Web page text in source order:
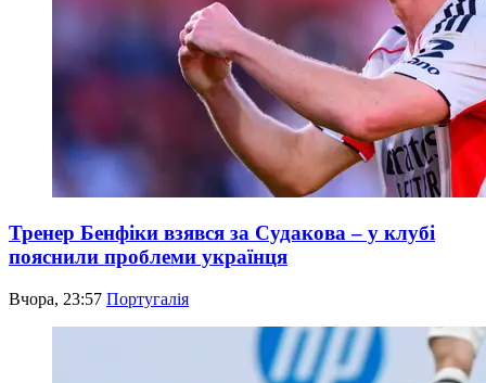
Тренер Бенфіки взявся за Судакова – у клубі
пояснили проблеми українця
Вчора, 23:57 Португалія